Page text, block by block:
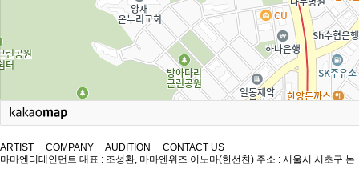
ARTIST COMPANY AUDITION
CONTACT US
마마엔터테인먼트 대표 : 조성환, 마마엔위즈 이노마(한선찬) 주소 : 서울시 서초구 논